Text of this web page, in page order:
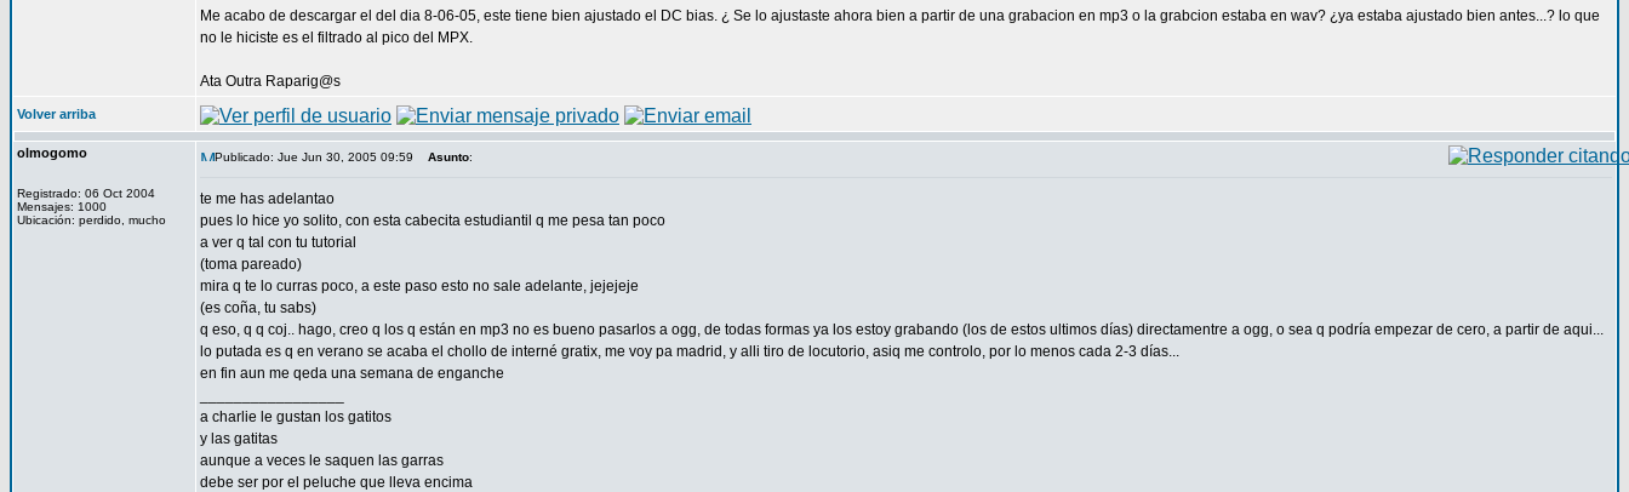
Me acabo de descargar el del dia 8-06-05, este tiene bien ajustado el DC bias. ¿ Se lo ajustaste ahora bien a partir de una grabacion en mp3 o la grabcion estaba en wav? ¿ya estaba ajustado bien antes...? lo que
no le hiciste es el filtrado al pico del MPX.
Ata Outra Raparig@s
Volver arriba
olmogomo
Registrado: 06 Oct 2004
Mensajes: 1000
Ubicación: perdido, mucho
Publicado: Jue Jun 30, 2005 09:59 Asunto:
te me has adelantao
pues lo hice yo solito, con esta cabecita estudiantil q me pesa tan poco
a ver q tal con tu tutorial
(toma pareado)
mira q te lo curras poco, a este paso esto no sale adelante, jejejeje
(es coña, tu sabs)
q eso, q q coj.. hago, creo q los q están en mp3 no es bueno pasarlos a ogg, de todas formas ya los estoy grabando (los de estos ultimos días) directamentre a ogg, o sea q podría empezar de cero, a partir de aqui...
lo putada es q en verano se acaba el chollo de interné gratix, me voy pa madrid, y alli tiro de locutorio, asiq me controlo, por lo menos cada 2-3 días...
en fin aun me qeda una semana de enganche
a charlie le gustan los gatitos
y las gatitas
aunque a veces le saquen las garras
debe ser por el peluche que lleva encima